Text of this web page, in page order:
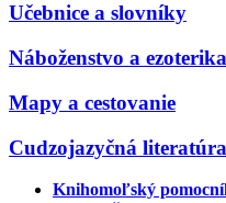
Učebnice a slovníky
Náboženstvo a ezoterika
Mapy a cestovanie
Cudzojazyčná literatúra
Knihomoľský